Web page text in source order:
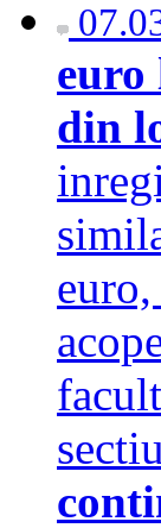
euro
din